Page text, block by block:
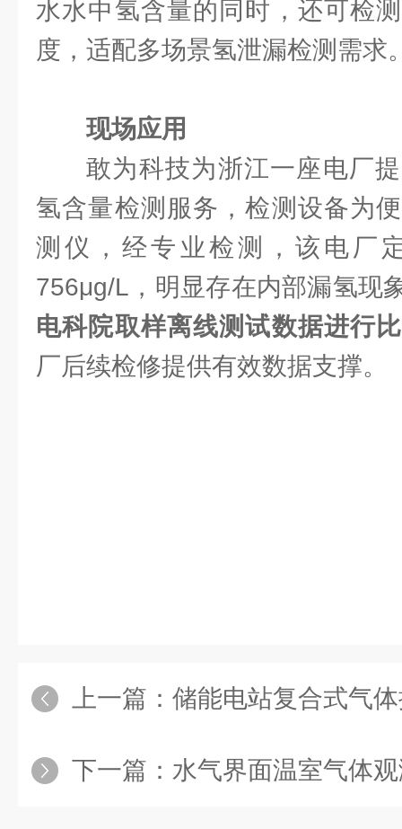
水水中氢含量的同时，还可检
度，适配多场景氢泄漏检测需求
现场应用
敢为科技为浙江一座电厂
氢含量检测服务，检测设备为
测仪，经专业检测，该电厂
756μg/L，明显存在内部漏氢现
电科院取样离线测试数据进行
厂后续检修提供有效数据支撑。
上一篇： 储能电站复合式气体探
下一篇： 水气界面温室气体观测分